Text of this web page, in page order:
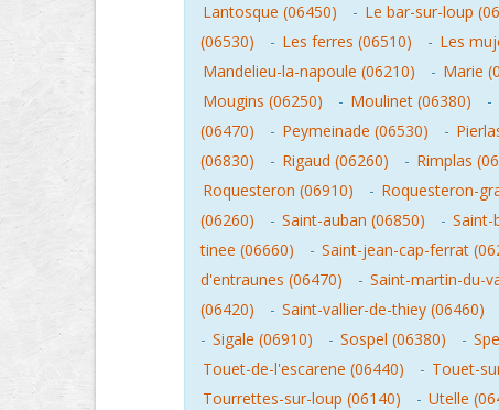
Lantosque (06450)
- Le bar-sur-loup
(06530)
- Les ferres (06510) - Les
Mandelieu-la-napoule (06210)
- Marie
Mougins (06250)
- Moulinet (06380) -
(06470)
- Peymeinade (06530) -
(06830)
- Rigaud (06260) - Rimplas
Roquesteron (06910)
- Roquesteron-
(06260)
- Saint-auban (06850) - Saint-
tinee (06660)
- Saint-jean-cap-ferrat
d'entraunes (06470)
- Saint-martin-du-
(06420)
- Saint-vallier-de-thiey (06460)
- Sigale (06910) - Sospel (06380) -
Touet-de-l'escarene (06440)
- Touet-
Tourrettes-sur-loup (06140)
- Utelle